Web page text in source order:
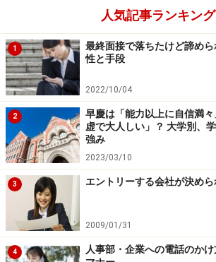
じます。人事担当者だってそのくらい
ずです。内定辞退に後ろめたいことが
ません。しかし、会社側も時間や人を
を行っています。自分のために時間を
に敬意を払って、内定辞退の意思はし
ょう。
また、会社によっては内定の意思を伝
れることもあるでしょう。その場合で
選考が進んでいるなどの状況を伝えて
どの交渉も必要になるかもしれません
にも採用の都合があります。交渉がう
人気記事ランキング
1
最終面接で落ちたけど諦め
性と手段
2022/10/04
2
早慶は「能力以上に自信満
虚で大人しい」？ 大学別、
強み
2023/03/10
3 エントリーする会社が決め
2009/01/31
4
人事部・企業への電話のか